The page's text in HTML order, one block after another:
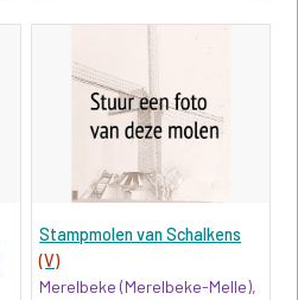
Stampmolen van Schalkens
(V)
Merelbeke (Merelbeke-Melle),